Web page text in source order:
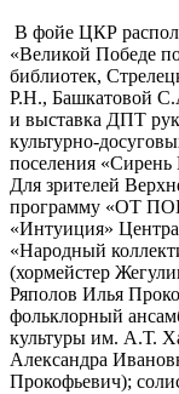
В фойе ЦКР
«Великой Победе
библиотек,
Р.Н., Башкатовой
и выставка ДПТ
культурно-
поселения
Для зрителей
программу «ОТ
«Интуиция» Центра
«Народный
(хормейстер
Ряполов Илья
фольклорный
культуры им. А.Т.
Александра
Прокофьевич);